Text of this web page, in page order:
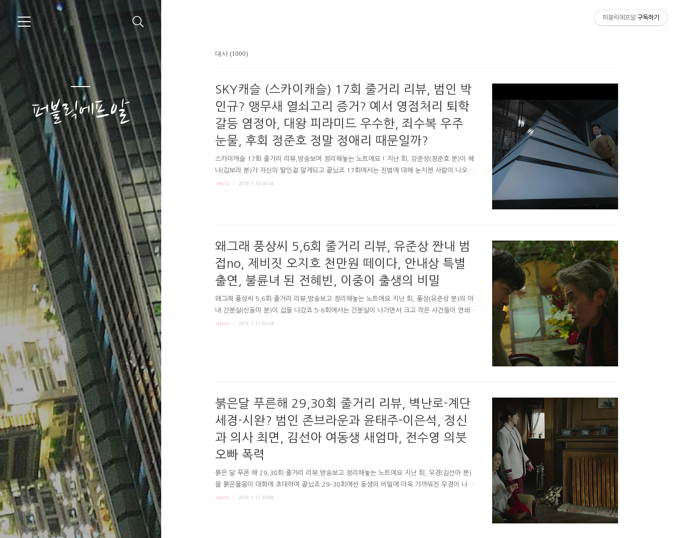
퍼블릭에프알
대사 (1000)
SKY캐슬 (스카이캐슬) 17회 줄거리 리뷰, 범인 박
인규? 앵무새 열쇠고리 증거? 예서 영점처리 퇴학
갈등 염정아, 대왕 피라미드 우수한, 죄수복 우주
눈물, 후회 정준호 정말 정애리 때문일까?
스카이캐슬 17화 줄거리 리뷰,방송보며 정리해놓는 노트에요 ! 지난 회, 강준상(정준호 분)이 혜
나(김보라 분)가 자신의 딸인걸 알게되고 끝났죠.17회에서는 진범에 대해 눈치챈 사람이 나오지
만 욕망에 다시 갈등했죠? 극본 유현미연출 조현탁 김도형 JTBC 스카이캐슬 17회 JTBC 스카이
청, 홈페이지 등에 증거물을 제출한다는 혜나도 담..
기타/tv 2019. 1. 19. 00:54
왜그래 풍상씨 5,6회 줄거리 리뷰, 유준상 짠내 범
접no, 제비짓 오지호 천만원 떼이다, 안내상 특별
출연, 불륜녀 된 전혜빈, 이중이 출생의 비밀
왜그래 풍상씨 5,6회 줄거리 리뷰,방송보고 정리해놓는 노트에요 지난 회, 풍상(유준상 분)의 아
내 간분실(신동미 분)이 집을 나갔죠.5-6회에서는 간분실이 나가면서 크고 작은 사건들이 연쇄되
어 일어나는 것 같았어요 .ㅋㅋ극본 문영남연출 진형욱 이형석 KBS 왜그래 풍상씨 5-6회 KBS 왜
기타/tv 2019. 1. 17. 02:24
붉은달 푸른해 29,30회 줄거리 리뷰, 벽난로-계단
세경-시완? 범인 존브라운과 윤태주-이은석, 정신
과 의사 최면, 김선아 여동생 새엄마, 전수영 의붓
오빠 폭력
붉은 달 푸른 해 29,30회 줄거리 리뷰,방송보고 정리해놓는 노트에요 지난 회, 우경(김선아 분)
을 붉은울음이 대화에 초대하며 끝났죠.29-30회에선 동생의 비밀에 더욱 가까워진 우경이 나왔
죠. 또 붉은 울음의 정체에도 형사들이 다가갔고요.극본 도현정연출 최정규 강희주 MBC 붉은 달
기타/tv 2019. 1. 11. 05:08
퍼블릭에프알 구독하기